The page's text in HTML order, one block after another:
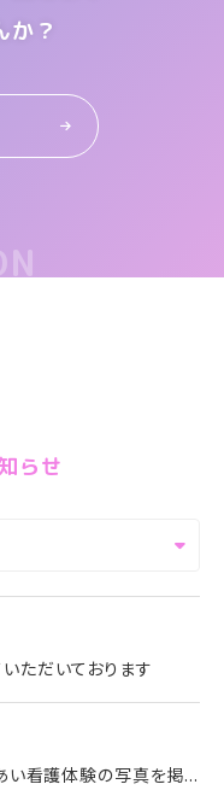
か？
らせ
ただいております
看護体験の写真を掲...